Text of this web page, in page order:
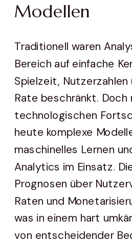
Modellen
Traditionell waren
Bereich auf einfache
Spielzeit,
Rate beschränkt. Doch
technologischen
heute komplexe
maschinelles Lernen
Analytics im Einsatz.
Prognosen über
Raten und
was in einem hart
von entscheidender